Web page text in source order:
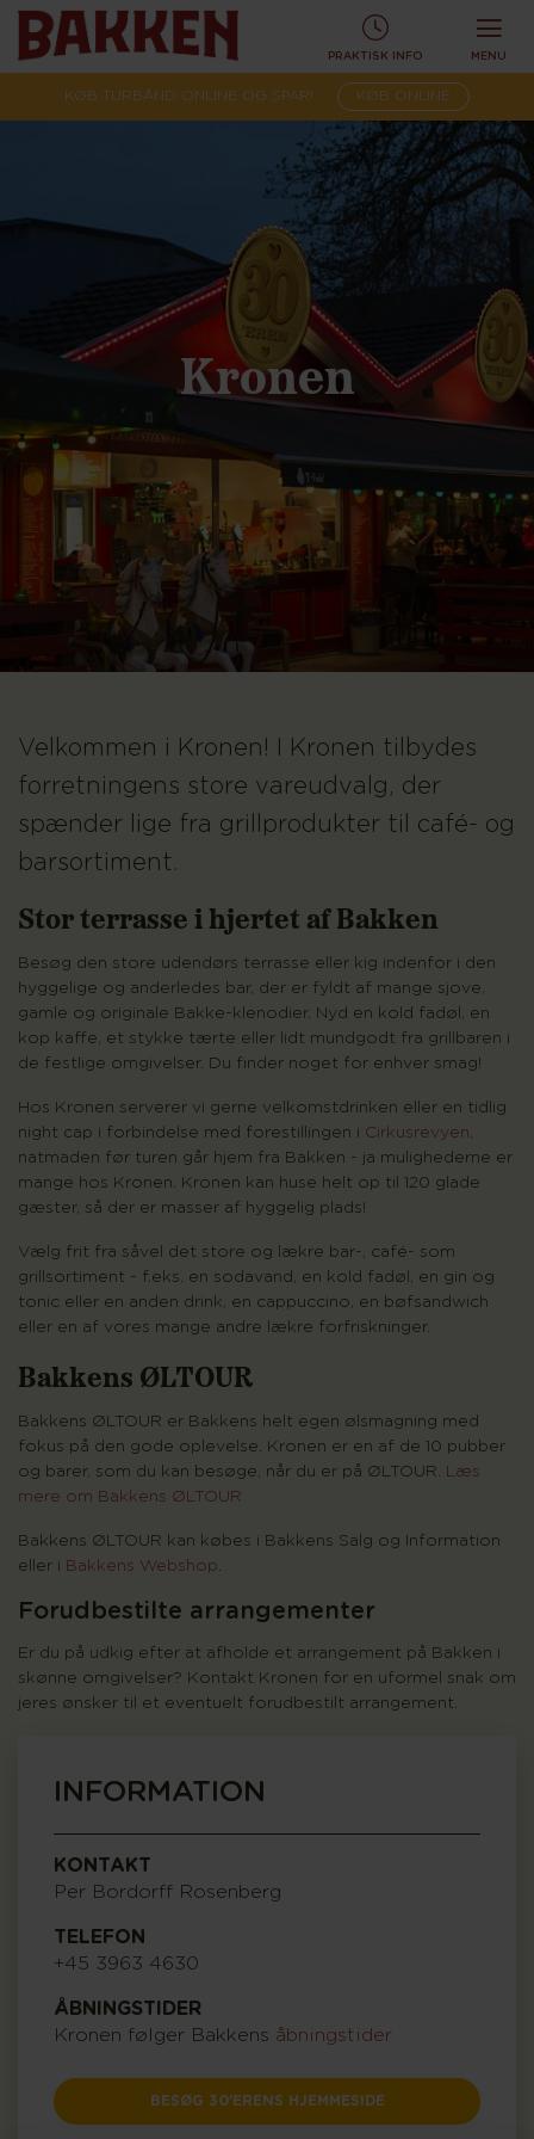
Kronen
Velkommen i Kronen! I Kronen tilbydes
forretningens store vareudvalg, der
spænder lige fra grillprodukter til café- og
barsortiment.
Stor terrasse i hjertet af Bakken
Besøg den store udendørs terrasse eller kig indenfor i den
hyggelige og anderledes bar, der er fyldt af mange sjove,
gamle og originale Bakke-klenodier. Nyd en kold fadøl, en
kop kaffe, et stykke tærte eller lidt mundgodt fra grillbaren i
de festlige omgivelser. Du finder noget for enhver smag!
Hos Kronen serverer vi gerne velkomstdrinken eller en tidlig
night cap i forbindelse med forestillingen i Cirkusrevyen,
natmaden før turen går hjem fra Bakken - ja mulighederne er
mange hos Kronen. Kronen kan huse helt op til 120 glade
gæster, så der er masser af hyggelig plads!
Vælg frit fra såvel det store og lækre bar-, café- som
grillsortiment - f.eks. en sodavand, en kold fadøl, en gin og
tonic eller en anden drink, en cappuccino, en bøfsandwich
eller en af vores mange andre lækre forfriskninger.
Bakkens ØLTOUR
Bakkens ØLTOUR er Bakkens helt egen ølsmagning med
fokus på den gode oplevelse. Kronen er en af de 10 pubber
og barer, som du kan besøge, når du er på ØLTOUR. Læs
mere om Bakkens ØLTOUR
Bakkens ØLTOUR kan købes i Bakkens Salg og Information
eller i Bakkens Webshop.
Forudbestilte arrangementer
Er du på udkig efter at afholde et arrangement på Bakken i
skønne omgivelser? Kontakt Kronen for en uformel snak om
jeres ønsker til et eventuelt forudbestilt arrangement.
INFORMATION
KONTAKT
Per Bordorff Rosenberg
TELEFON
+45 3963 4630
ÅBNINGSTIDER
Kronen følger Bakkens åbningstider
BESØG 30'ERENS HJEMMESIDE
PRAKTISK INFO MENU
KØB TURBÅND ONLINE OG SPAR! KØB ONLINE